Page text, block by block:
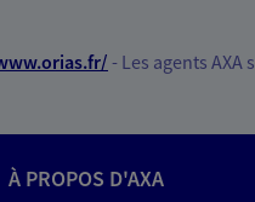
- Les agents AXA
À PROPOS D'AXA